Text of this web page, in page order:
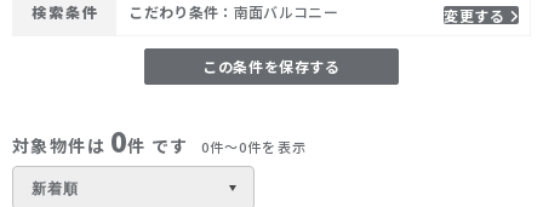
検索条件 こだわり条件： 南面バルコニー 変更する
この条件を保存する
対象物件は 0件 です 0件〜0件を表示